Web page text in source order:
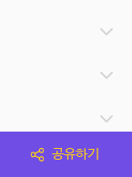
공유하기